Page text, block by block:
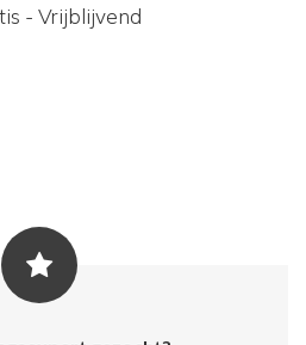
- Vrijblijvend